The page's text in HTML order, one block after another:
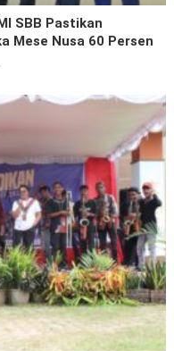
SBB Pastikan
Mese Nusa 60 Persen